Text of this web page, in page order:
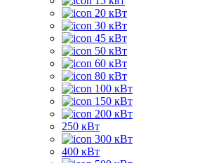
20 кВт
30 кВт
45 кВт
50 кВт
60 кВт
80 кВт
100 кВт
150 кВт
200 кВт
250 кВт
300 кВт
400 кВт